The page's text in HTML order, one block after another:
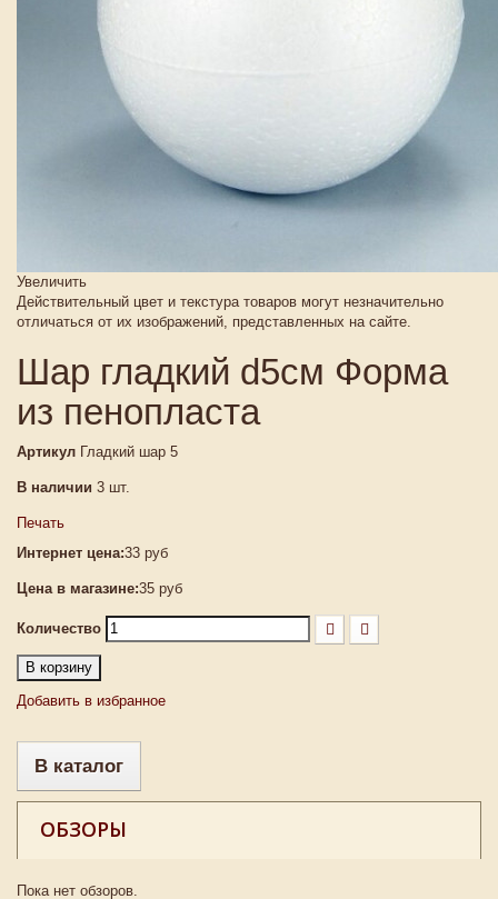
Увеличить
Действительный цвет и текстура товаров могут незначительно
отличаться от их изображений, представленных на сайте.
Шар гладкий d5см Форма
из пенопласта
Артикул Гладкий шар 5
В наличии 3 шт.
Печать
Интернет цена:33 руб
Цена в магазине:35 руб
Количество
В корзину
Добавить в избранное
В каталог
ОБЗОРЫ
Пока нет обзоров.